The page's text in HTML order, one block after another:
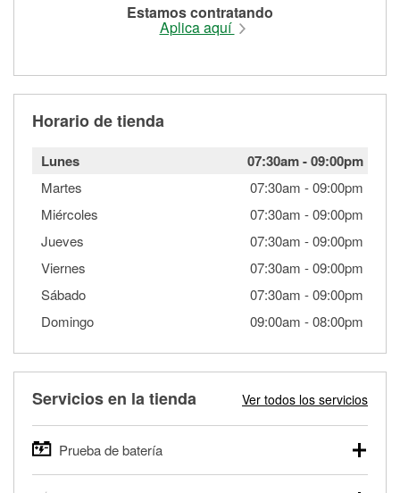
Estamos contratando
Aplica aquí
Horario de tienda
Lunes 07:30am-09:00pm
Martes 07:30am -09:00pm
Miércoles
07:30am -09:00pm
Jueves
07:30am -09:00pm
Viernes
07:30am -09:00pm
Sábado
07:30am -09:00pm
Domingo
09:00am -08:00pm
Servicios en la tienda Ver todos los servicios
Prueba de batería